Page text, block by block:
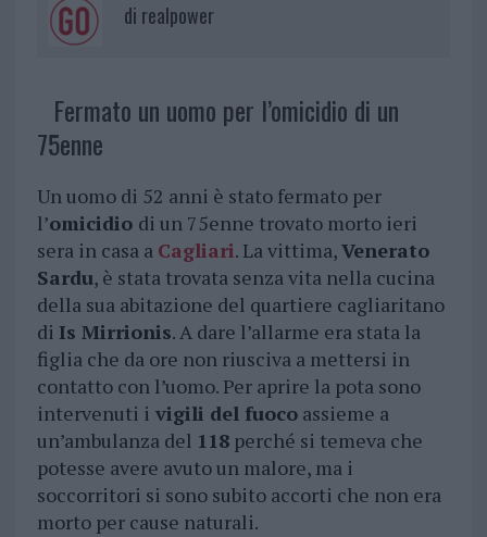
di realpower
Fermato un uomo per l’omicidio di un
75enne
Un uomo di 52 anni è stato fermato per
l’omicidio di un 75enne trovato morto ieri
sera in casa a Cagliari. La vittima,Venerato
Sardu, è stata trovata senza vita nella cucina
della sua abitazione del quartiere cagliaritano
di Is Mirrionis. A dare l’allarme era stata la
figlia che da ore non riusciva a mettersi in
contatto con l’uomo. Per aprire la pota sono
intervenuti i vigili del fuocoassieme a
un’ambulanza del 118perché si temeva che
potesse avere avuto un malore, ma i
soccorritori si sono subito accorti che non era
morto per cause naturali.